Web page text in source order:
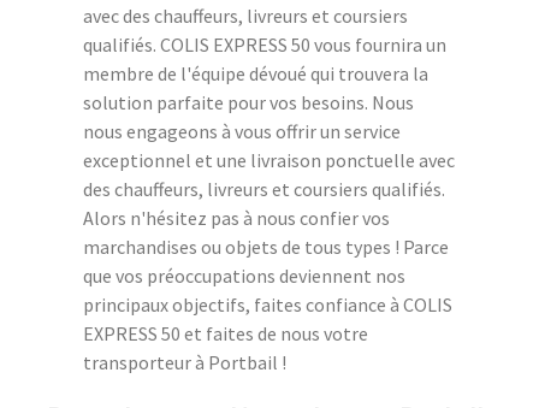
avec des chauffeurs, livreurs et coursiers
qualifiés. COLIS EXPRESS 50 vous fournira un
membre de l'équipe dévoué qui trouvera la
solution parfaite pour vos besoins. Nous
nous engageons à vous offrir un service
exceptionnel et une livraison ponctuelle avec
des chauffeurs, livreurs et coursiers qualifiés.
Alors n'hésitez pas à nous confier vos
marchandises ou objets de tous types ! Parce
que vos préoccupations deviennent nos
principaux objectifs, faites confiance à COLIS
EXPRESS 50 et faites de nous votre
transporteur à Portbail !